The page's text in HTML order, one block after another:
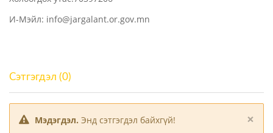
И-Мэйл: info@jargalant.or.gov.mn
Сэтгэгдэл (0)
×
Мэдэгдэл. Энд сэтгэгдэл байхгүй!